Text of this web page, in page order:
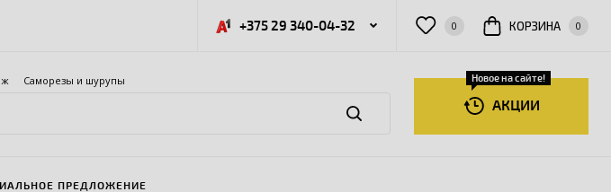
+375 29 340-04-32 0 КОРЗИНА 0
Саморезы и шурупы
АКЦИИ
Новое на сайте!
ПРЕДЛОЖЕНИЕ